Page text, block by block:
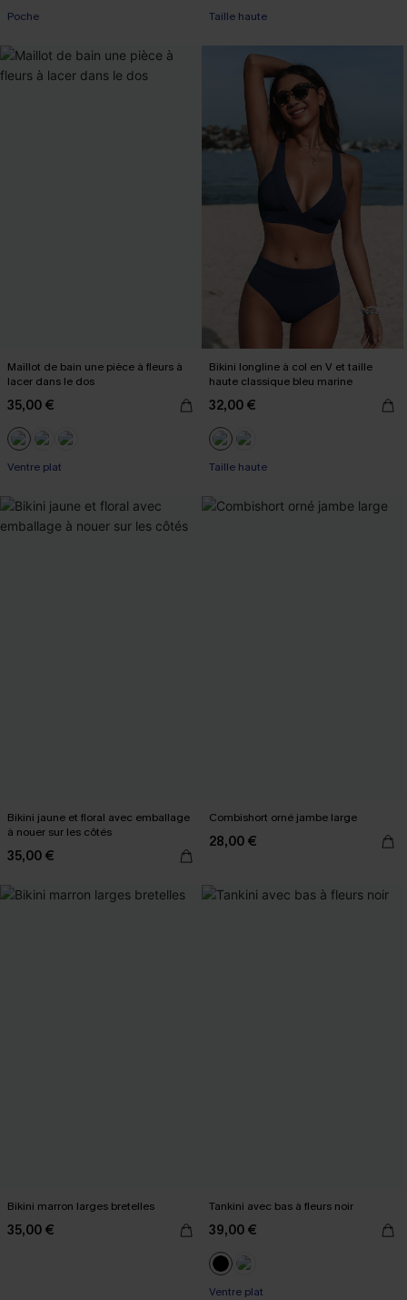
Poche Taille haute
Maillot de bain une pièce à fleurs à
lacer dans le dos
35,00 €
Ventre plat
Bikini longline à col en V et taille
haute classique bleu marine
32,00 €
Taille haute
Bikini jaune et floral avec emballage
à nouer sur les côtés
35,00 €
Combishort orné jambe large
28,00 €
Bikini marron larges bretelles
35,00 €
Tankini avec bas à fleurs noir
39,00 €
Ventre plat